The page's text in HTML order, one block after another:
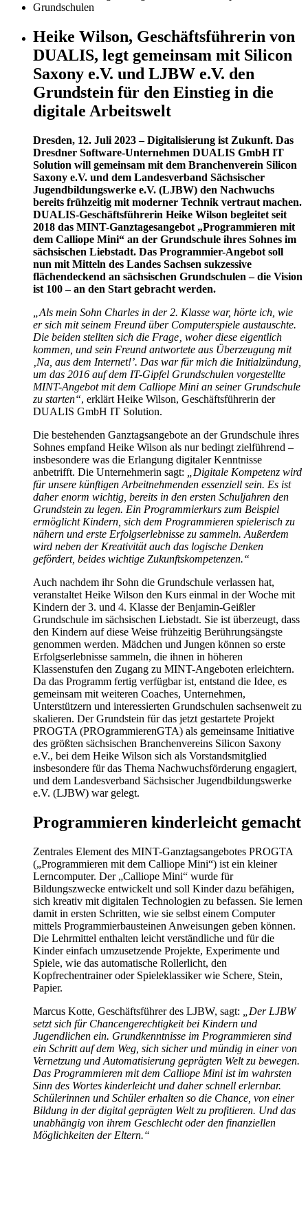
Heike Wilson, Geschäftsführerin von
DUALIS, legt gemeinsam mit Silicon
Saxony e.V. und LJBW e.V. den
Grundstein für den Einstieg in die
digitale Arbeitswelt
Dresden, 12. Juli 2023 – Digitalisierung ist Zukunft. Das
Dresdner Software-Unternehmen DUALIS GmbH IT
Solution will gemeinsam mit dem Branchenverein Silicon
Saxony e.V. und dem Landesverband Sächsischer
Jugendbildungswerke e.V. (LJBW) den Nachwuchs
bereits frühzeitig mit moderner Technik vertraut machen.
DUALIS-Geschäftsführerin Heike Wilson begleitet seit
2018 das MINT-Ganztagesangebot „Programmieren mit
dem Calliope Mini“ an der Grundschule ihres Sohnes im
sächsischen Liebstadt. Das Programmier-Angebot soll
nun mit Mitteln des Landes Sachsen sukzessive
flächendeckend an sächsischen Grundschulen – die Vision
ist 100 – an den Start gebracht werden.
„Als mein Sohn Charles in der 2. Klasse war, hörte ich, wie
er sich mit seinem Freund über Computerspiele austauschte.
Die beiden stellten sich die Frage‚ woher diese eigentlich
kommen, und sein Freund antwortete aus Überzeugung mit
‚Na, aus dem Internet!’. Das war für mich die Initialzündung,
um das 2016 auf dem IT-Gipfel Grundschulen vorgestellte
MINT-Angebot mit dem Calliope Mini an seiner Grundschule
zu starten“, erklärt Heike Wilson, Geschäftsführerin der
DUALIS GmbH IT Solution.
Die bestehenden Ganztagsangebote an der Grundschule ihres
Sohnes empfand Heike Wilson als nur bedingt zielführend –
insbesondere was die Erlangung digitaler Kenntnisse
anbetrifft. Die Unternehmerin sagt:
„Digitale Kompetenz wird
für unsere künftigen Arbeitnehmenden essenziell sein. Es ist
daher enorm wichtig, bereits in den ersten Schuljahren den
Grundstein zu legen. Ein Programmierkurs zum Beispiel
ermöglicht Kindern, sich dem Programmieren spielerisch zu
nähern und erste Erfolgserlebnisse zu sammeln. Außerdem
wird neben der Kreativität auch das logische Denken
gefördert, beides wichtige Zukunftskompetenzen.“
Auch nachdem ihr Sohn die Grundschule verlassen hat,
veranstaltet Heike Wilson den Kurs einmal in der Woche mit
Kindern der 3. und 4. Klasse der Benjamin-Geißler
Grundschule im sächsischen Liebstadt. Sie ist überzeugt, dass
den Kindern auf diese Weise frühzeitig Berührungsängste
genommen werden. Mädchen und Jungen können so erste
Erfolgserlebnisse sammeln, die ihnen in höheren
Klassenstufen den Zugang zu MINT-Angeboten erleichtern.
Da das Programm fertig verfügbar ist, entstand die Idee, es
gemeinsam mit weiteren Coaches, Unternehmen,
Unterstützern und interessierten Grundschulen sachsenweit zu
skalieren. Der Grundstein für das jetzt gestartete Projekt
PROGTA (PROgrammierenGTA) als gemeinsame Initiative
des größten sächsischen Branchenvereins Silicon Saxony
e.V., bei dem Heike Wilson sich als Vorstandsmitglied
insbesondere für das Thema Nachwuchsförderung engagiert,
und dem Landesverband Sächsischer Jugendbildungswerke
e.V. (LJBW) war gelegt.
Programmieren kinderleicht gemacht
Zentrales Element des MINT-Ganztagsangebotes PROGTA
(„Programmieren mit dem Calliope Mini“) ist ein kleiner
Lerncomputer. Der „Calliope Mini“ wurde für
Bildungszwecke entwickelt und soll Kinder dazu befähigen,
sich kreativ mit digitalen Technologien zu befassen. Sie lernen
damit in ersten Schritten, wie sie selbst einem Computer
mittels Programmierbausteinen Anweisungen geben können.
Die Lehrmittel enthalten leicht verständliche und für die
Kinder einfach umzusetzende Projekte, Experimente und
Spiele, wie das automatische Rollerlicht, den
Kopfrechentrainer oder Spieleklassiker wie Schere, Stein,
Papier.
Marcus Kotte, Geschäftsführer des LJBW, sagt:
„Der LJBW
setzt sich für Chancengerechtigkeit bei Kindern und
Jugendlichen ein. Grundkenntnisse im Programmieren sind
ein Schritt auf dem Weg, sich sicher und mündig in einer von
Vernetzung und Automatisierung geprägten Welt zu bewegen.
Das Programmieren mit dem Calliope Mini ist im wahrsten
Sinn des Wortes kinderleicht und daher schnell erlernbar.
Schülerinnen und Schüler erhalten so die Chance, von einer
Bildung in der digital geprägten Welt zu profitieren. Und das
unabhängig von ihrem Geschlecht oder den finanziellen
Möglichkeiten der Eltern.“